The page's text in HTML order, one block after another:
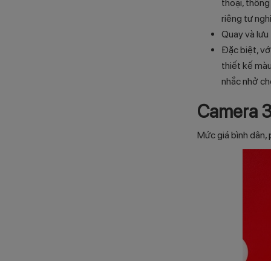
thoại,
riêng tư
Quay và
Đặc biệt,
thiết kế
nhắc nhở
Camera
Mức giá bình dân,